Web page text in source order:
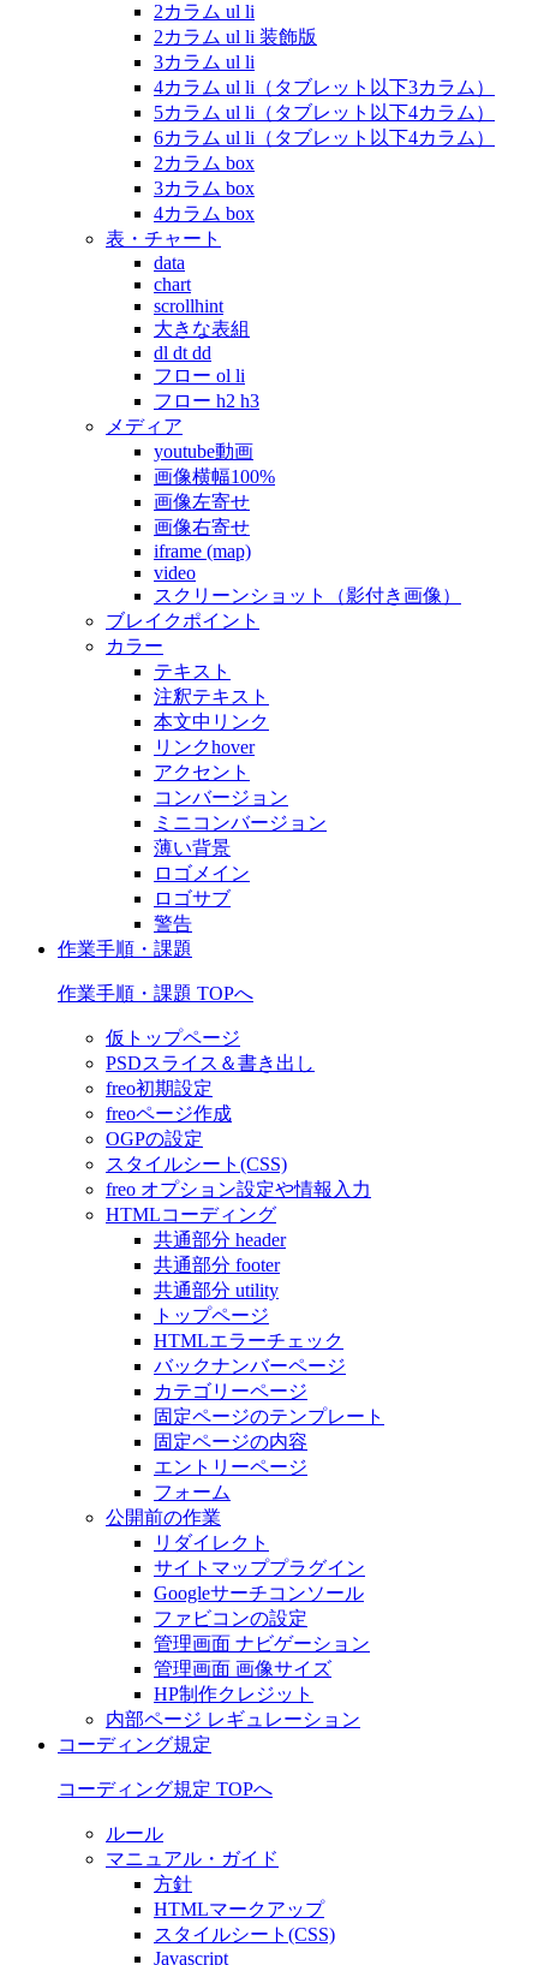
2カラム ul li
2カラム ul li 装飾版
3カラム ul li
4カラム ul li（タブレット以下3カラム）
5カラム ul li（タブレット以下4カラム）
6カラム ul li（タブレット以下4カラム）
2カラム box
3カラム box
4カラム box
表・チャート
data
chart
scrollhint
大きな表組
dl dt dd
フロー ol li
フロー h2 h3
メディア
youtube動画
画像横幅100%
画像左寄せ
画像右寄せ
iframe (map)
video
スクリーンショット（影付き画像）
ブレイクポイント
カラー
テキスト
注釈テキスト
本文中リンク
リンクhover
アクセント
コンバージョン
ミニコンバージョン
薄い背景
ロゴメイン
ロゴサブ
警告
作業手順・課題
作業手順・課題 TOPへ
仮トップページ
PSDスライス＆書き出し
freo初期設定
freoページ作成
OGPの設定
スタイルシート(CSS)
freo オプション設定や情報入力
HTMLコーディング
共通部分 header
共通部分 footer
共通部分 utility
トップページ
HTMLエラーチェック
バックナンバーページ
カテゴリーページ
固定ページのテンプレート
固定ページの内容
エントリーページ
フォーム
公開前の作業
リダイレクト
サイトマッププラグイン
Googleサーチコンソール
ファビコンの設定
管理画面 ナビゲーション
管理画面 画像サイズ
HP制作クレジット
内部ページ レギュレーション
コーディング規定
コーディング規定 TOPへ
ルール
マニュアル・ガイド
方針
HTMLマークアップ
スタイルシート(CSS)
Javascript